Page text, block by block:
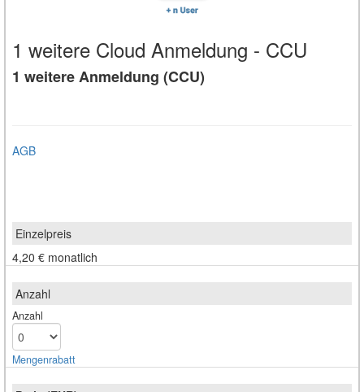
1 weitere Cloud Anmeldung - CCU
1 weitere Anmeldung (CCU)
AGB
4,20 € monatlich
Anzahl
Mengen­rabatt